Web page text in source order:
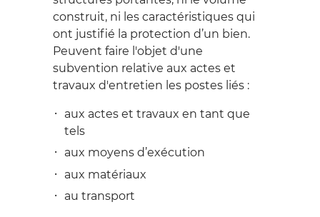
construit, ni les caractéristiques qui
ont justifié la protection d’un bien.
Peuvent faire l'objet d'une
subvention relative aux actes et
travaux d'entretien les postes liés :
aux actes et travaux en tant que
tels
aux moyens d’exécution
aux matériaux
au transport